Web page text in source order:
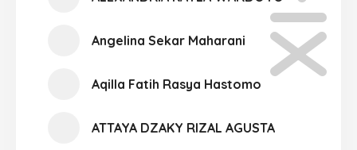
Angelina Sekar Maharani
Aqilla Fatih Rasya Hastomo
ATTAYA DZAKY RIZAL AGUSTA